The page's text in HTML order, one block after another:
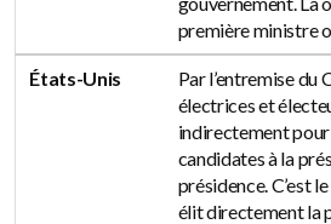
première ministre
États-Unis
Par l’entremise du
électrices et
indirectement pour
candidates à la
présidence. C’est
élit directement la